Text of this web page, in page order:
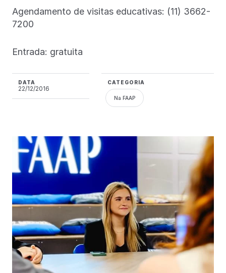
Agendamento de visitas educativas: (11) 3662-
7200
Entrada: gratuita
DATA
22/12/2016
CATEGORIA
Na FAAP